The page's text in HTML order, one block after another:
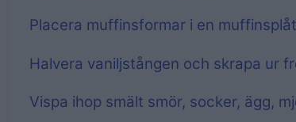
Placera muffinsformar i en
Halvera vaniljstången och skrapa ur
Vispa ihop smält smör, socker, ägg,